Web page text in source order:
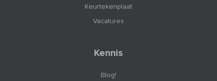
Keurtekenplaat
Vacatures
Kennis
Blog!